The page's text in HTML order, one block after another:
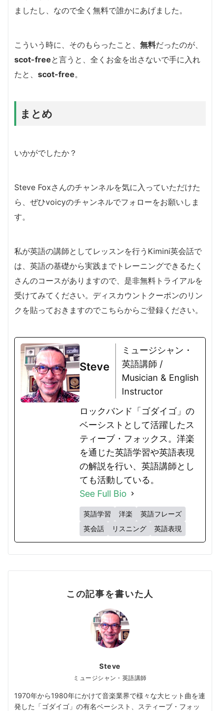
ましたし、なので全く無料で誰かにあげました。
こういう時に、そのもらったこと、 無料だったのが、
scot-freeと言うと、 全くお金を出さないで手に入れ
た と、 scot-free。
まとめ
いかがでしたか？
Steve Foxさんのチャンネルを気に入っていただけた
ら、ぜひvoicyのチャンネルでフォローをお願いしま
す。
私が英語の講師としてレッスンを行うKimini英会話で
は、英語の基礎から実践までトレーニングできるたく
さんのコースがありますので、是非無料トライアルを
受けてみてください。ディスカウントクーポンのリン
クを貼っておきますのでこちらからご登録ください。
Steve
ミュージシャン・
英語講師 /
Musician & English
Instructor
ロックバンド「ゴダイゴ」の
ベーシストとして活躍したス
ティーブ・フォックス。洋楽
を通じた英語学習や英語表現
の解説を行い、英語講師とし
ても活動している。
See Full Bio
英語学習 洋楽
英語フレーズ
英会話
リスニング 英語表現
この記事を書いた人
Steve
ミュージシャン・英語講師
1970年から1980年にかけて音楽業界で様々な大ヒット曲を連
発した「ゴダイゴ」の有名ベーシスト、スティーブ・フォッ